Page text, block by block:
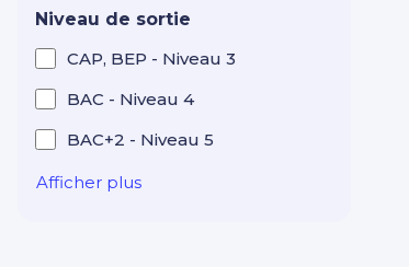
télécom
Ressources humaines
RSE
Santé Médico-social
Niveau de sortie
CAP, BEP - Niveau 3
BAC - Niveau 4
BAC+2 - Niveau 5
Afficher plus